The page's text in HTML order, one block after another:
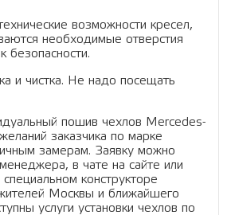
возможности кресел,
необходимые отверстия
безопасности.
и чистка. Не надо посещать
пошив чехлов Mercedes-
заказчика по марке
замерам. Заявку можно
в чате на сайте или
конструкторе
Москвы и ближайшего
услуги установки чехлов по